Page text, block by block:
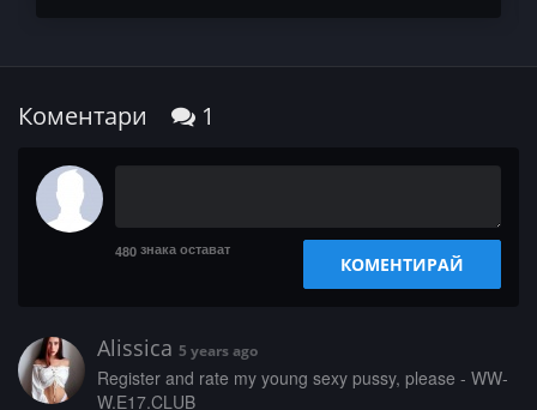
Коментари 1
480 знака остават
КОМЕНТИРАЙ
Alissica 5 years ago
­­­R­e­­­g­­i­s­t­e­r­­ ­­­a­­­n­­d­ ­r­­a­t­­e­­ ­m­­­y­­­ ­­y­o­u­­­n­­­g­­ ­s­­e­­x­­y­ ­p­u­s­­s­­y­­­,­­­ ­p­­l­e­a­s­­­e­­ ­-­ ­­W­­W­
W­.­­­E­­1­7­.­C­­L­­­U­­B